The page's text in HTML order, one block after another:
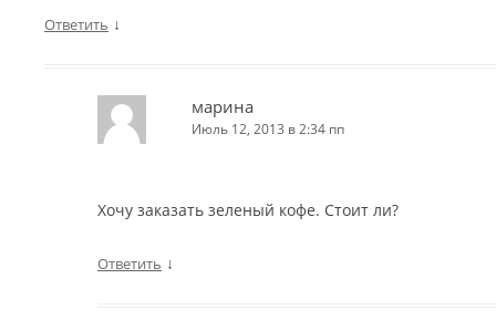
Ответить ↓
марина
Июль 12, 2013 в 2:34 пп
Хочу заказать зеленый кофе. Стоит ли?
Ответить ↓